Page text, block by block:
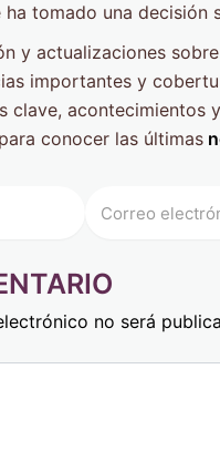
ha tomado una decisión
y actualizaciones
importantes y
clave, acontecimientos
conocer las últimas
no será